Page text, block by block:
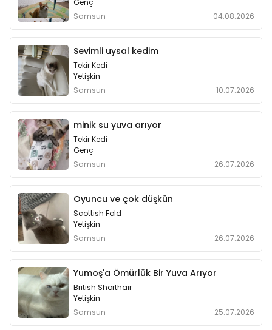
Genç
Samsun
04.08.2026
Sevimli uysal kedim
Tekir Kedi
Yetişkin
Samsun
10.07.2026
minik su yuva arıyor
Tekir Kedi
Genç
Samsun
26.07.2026
Oyuncu ve çok düşkün
Scottish Fold
Yetişkin
Samsun
26.07.2026
Yumoş'a Ömürlük Bir Yuva Arıyor
British Shorthair
Yetişkin
Samsun
25.07.2026